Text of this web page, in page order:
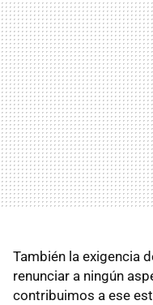
También la exigencia
renunciar a ningún
contribuimos a ese